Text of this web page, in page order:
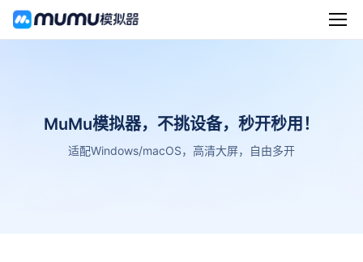
MuMu模拟器，不挑设备，秒开秒用！
适配Windows/macOS，高清大屏，自由多开